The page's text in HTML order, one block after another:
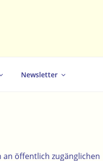
Newsletter
öffentlich zugänglichen